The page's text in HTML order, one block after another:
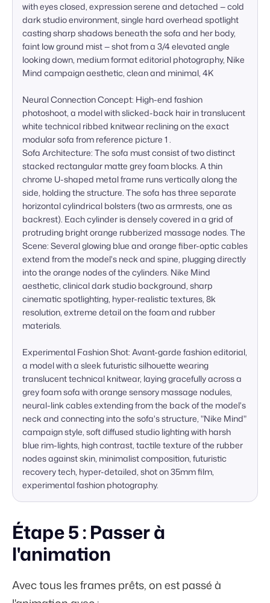
with eyes closed, expression serene and detached — cold
dark studio environment, single hard overhead spotlight
casting sharp shadows beneath the sofa and her body,
faint low ground mist — shot from a 3/4 elevated angle
looking down, medium format editorial photography, Nike
Mind campaign aesthetic, clean and minimal, 4K
Neural Connection Concept: High-end fashion
photoshoot, a model with slicked-back hair in translucent
white technical ribbed knitwear reclining on the exact
modular sofa from reference picture 1 .
Sofa Architecture: The sofa must consist of two distinct
stacked rectangular matte grey foam blocks. A thin
chrome U-shaped metal frame runs vertically along the
side, holding the structure. The sofa has three separate
horizontal cylindrical bolsters (two as armrests, one as
backrest). Each cylinder is densely covered in a grid of
protruding bright orange rubberized massage nodes. The
Scene: Several glowing blue and orange fiber-optic cables
extend from the model's neck and spine, plugging directly
into the orange nodes of the cylinders. Nike Mind
aesthetic, clinical dark studio background, sharp
cinematic spotlighting, hyper-realistic textures, 8k
resolution, extreme detail on the foam and rubber
materials.
Experimental Fashion Shot: Avant-garde fashion editorial,
a model with a sleek futuristic silhouette wearing
translucent technical knitwear, laying gracefully across a
grey foam sofa with orange sensory massage nodules,
neural-link cables extending from the back of the model's
neck and connecting into the sofa's structure, "Nike Mind"
campaign style, soft diffused studio lighting with harsh
blue rim-lights, high contrast, tactile texture of the rubber
nodes against skin, minimalist composition, futuristic
recovery tech, hyper-detailed, shot on 35mm film,
experimental fashion photography.
Étape 5 : Passer à
l'animation
Avec tous les frames prêts, on est passé à